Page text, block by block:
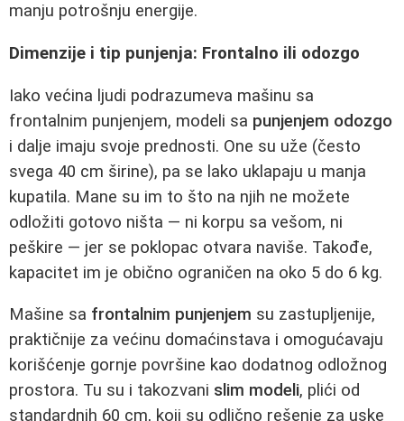
manju potrošnju energije.
Dimenzije i tip punjenja: Frontalno ili odozgo
Iako većina ljudi podrazumeva mašinu sa
frontalnim punjenjem, modeli sa punjenjem odozgo
i dalje imaju svoje prednosti. One su uže (često
svega 40 cm širine), pa se lako uklapaju u manja
kupatila. Mane su im to što na njih ne možete
odložiti gotovo ništa — ni korpu sa vešom, ni
peškire — jer se poklopac otvara naviše. Takođe,
kapacitet im je obično ograničen na oko 5 do 6 kg.
Mašine sa frontalnim punjenjem su zastupljenije,
praktičnije za većinu domaćinstava i omogućavaju
korišćenje gornje površine kao dodatnog odložnog
prostora. Tu su i takozvani slim modeli, plići od
standardnih 60 cm, koji su odlično rešenje za uske